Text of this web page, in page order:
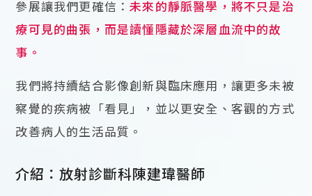
參展讓我們更確信：未來的靜脈醫學，將不只是治
療可見的曲張，而是讀懂隱藏於深層血流中的故
事。
我們將持續結合影像創新與臨床應用，讓更多未被
察覺的疾病被「看見」，並以更安全、客觀的方式
改善病人的生活品質。
介紹：放射診斷科陳建瑋醫師